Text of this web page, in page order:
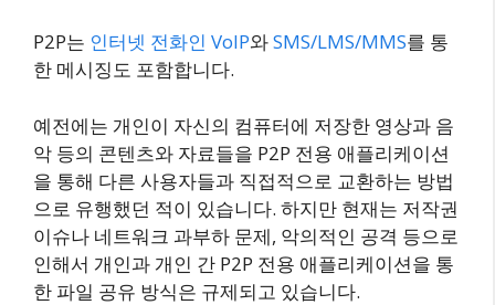
P2P는 인터넷 전화인 VoIP와SMS/LMS/MMS를 통
한 메시징도 포함합니다.
예전에는 개인이 자신의 컴퓨터에 저장한 영상과 음
악 등의 콘텐츠와 자료들을 P2P 전용 애플리케이션
을 통해 다른 사용자들과 직접적으로 교환하는 방법
으로 유행했던 적이 있습니다. 하지만 현재는 저작권
이슈나 네트워크 과부하 문제, 악의적인 공격 등으로
인해서 개인과 개인 간 P2P 전용 애플리케이션을 통
한 파일 공유 방식은 규제되고 있습니다.